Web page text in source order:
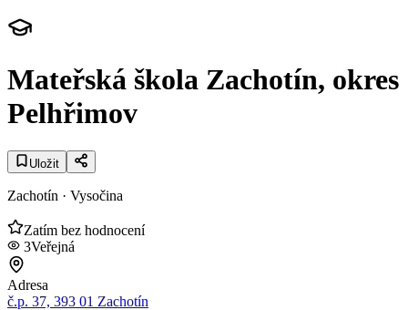
Mateřská škola Zachotín, okres
Pelhřimov
Uložit
Zachotín · Vysočina
Zatím bez hodnocení
3Veřejná
Adresa
č.p. 37, 393 01 Zachotín